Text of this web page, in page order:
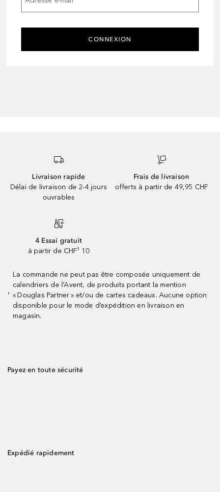
CONNEXION
Livraison rapide
Délai de livraison de 2-4 jours
ouvrables
Frais de livraison
offerts à partir de 49,95 CHF
4 Essai gratuit
à partir de CHF¹ 10
¹
La commande ne peut pas être composée uniquement de
calendriers de l’Avent, de produits portant la mention
« Douglas Partner » et/ou de cartes cadeaux. Aucune option
disponible pour le mode d’expédition en livraison en
magasin.
Payez en toute sécurité
Expédié rapidement